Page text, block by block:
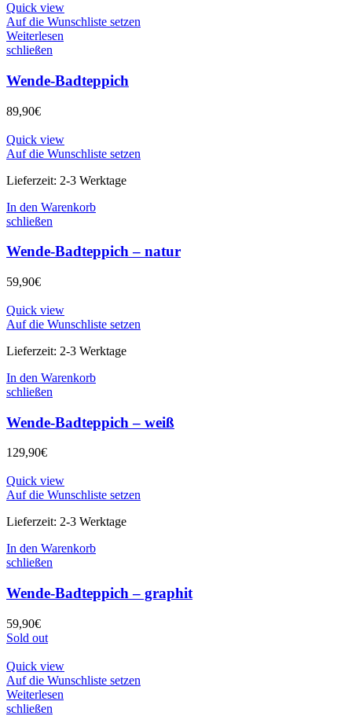
Quick view
Auf die Wunschliste setzen
Weiterlesen
schließen
Wende-Badteppich
89,90€
Quick view
Auf die Wunschliste setzen
Lieferzeit: 2-3 Werktage
In den Warenkorb
schließen
Wende-Badteppich – natur
59,90€
Quick view
Auf die Wunschliste setzen
Lieferzeit: 2-3 Werktage
In den Warenkorb
schließen
Wende-Badteppich – weiß
129,90€
Quick view
Auf die Wunschliste setzen
Lieferzeit: 2-3 Werktage
In den Warenkorb
schließen
Wende-Badteppich – graphit
59,90€
Sold out
Quick view
Auf die Wunschliste setzen
Weiterlesen
schließen